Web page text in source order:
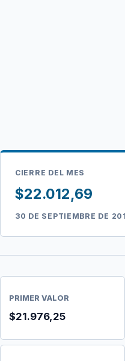
CIERRE DEL MES
$22.012,69
30 DE SEPTIEMBRE DE
PRIMER VALOR
$21.976,25